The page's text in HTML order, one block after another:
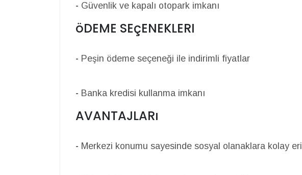
- Güvenlik ve kapalı otopark imkanı
öDEME SEçENEKLERI
- Peşin ödeme seçeneği ile indirimli fiyatlar
- Banka kredisi kullanma imkanı
AVANTAJLARı
- Merkezi konumu sayesinde sosyal olanaklara kolay